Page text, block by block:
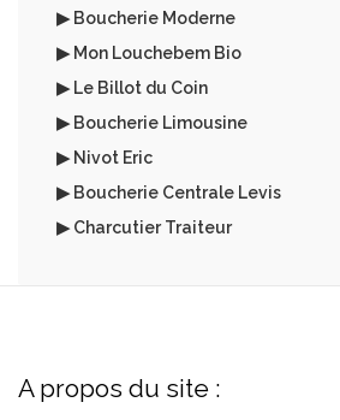
▶ Boucherie Moderne
▶ Mon Louchebem Bio
▶ Le Billot du Coin
▶ Boucherie Limousine
▶ Nivot Eric
▶ Boucherie Centrale Levis
▶ Charcutier Traiteur
A propos du site :